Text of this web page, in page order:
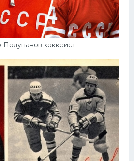
Полупанов хоккеист